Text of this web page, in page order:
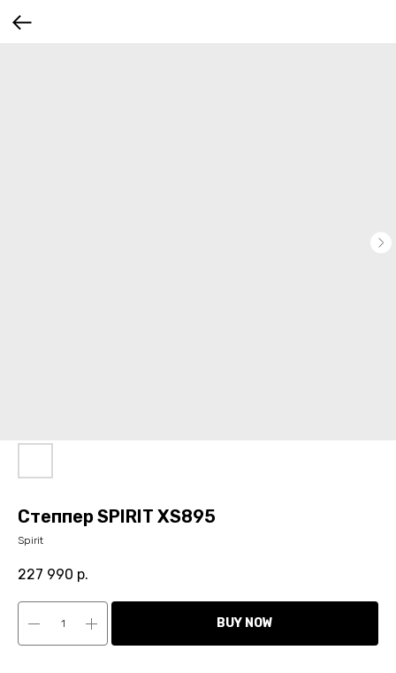
Степпер SPIRIT XS895
Spirit
227 990 р.
BUY NOW